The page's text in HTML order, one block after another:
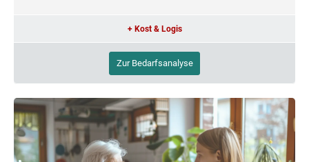
+ Kost & Logis
Zur Bedarfsanalyse